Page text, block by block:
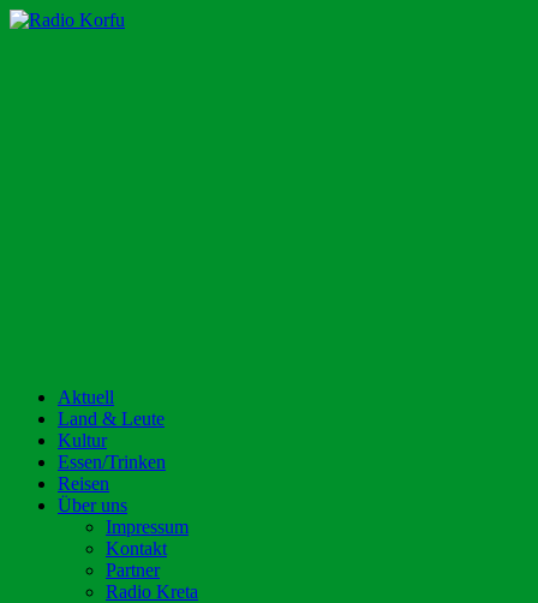
Zum
Aktuell
Land & Leute
Kultur
Essen/Trinken
Reisen
Über uns
Impressum
Kontakt
Partner
Radio Kreta